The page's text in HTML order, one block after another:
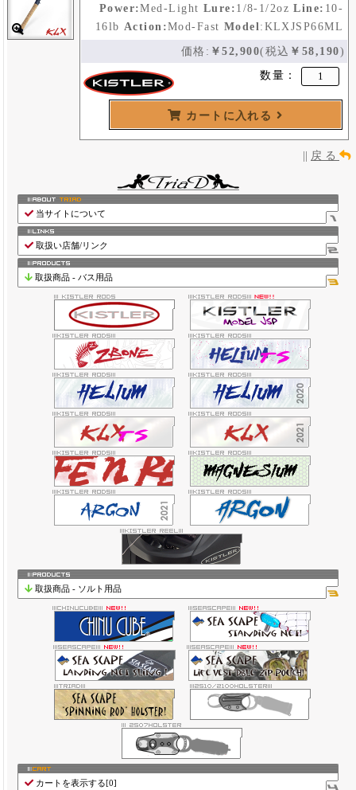
Power:Med-Light Lure:1/8-1/2ozLine: 10-
16lb Action:Mod-Fast Model:KLXJSP66ML
価格: ￥52,900(税込 ￥58,190)
数量：
カートに入れる
|| 戻 る
当サイトについて
取扱い店舗/リンク
取扱商品 - バス用品
取扱商品 - ソルト用品
カートを表示する[0]